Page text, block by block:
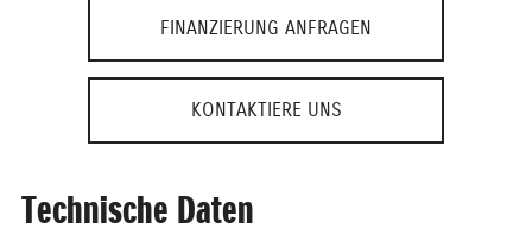
FINANZIERUNG ANFRAGEN
KONTAKTIERE UNS
Technische Daten